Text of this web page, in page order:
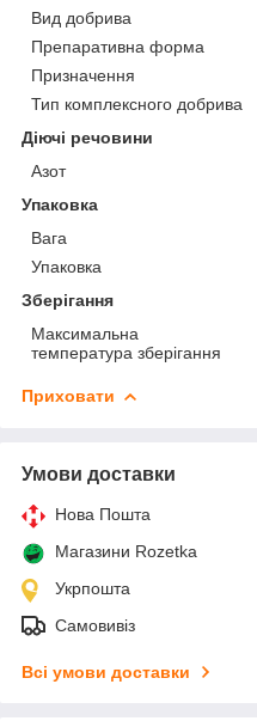
Вид добрива
Препаративна форма
Призначення
Тип комплексного добрива
Діючі речовини
Азот
Упаковка
Вага
Упаковка
Зберігання
Максимальна
температура зберігання
Приховати
Умови доставки
Нова Пошта
Магазини Rozetka
Укрпошта
Самовивіз
Всі умови доставки